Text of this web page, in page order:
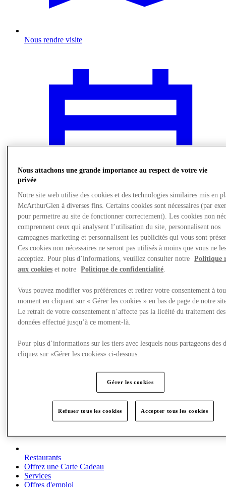
Nous rendre visite
Actualités
Restaurants
Offrez une Carte Cadeau
Services
Offres d'emploi
Nous attachons une grande importance au respect de votre vie
privée
Notre site web utilise des cookies et des technologies similaires mis en
McArthurGlen à diverses fins. Certains cookies sont nécessaires (par
pour permettre au site de fonctionner correctement). Les cookies non
comprennent ceux qui analysent l’utilisation du site, personnalisent nos
campagnes marketing et personnalisent les publicités qui vous sont
Ces cookies non nécessaires ne seront pas utilisés à moins que vous ne
acceptiez. Pour plus d’informations, veuillez consulter notre
Politique
aux cookies et notre Politique de confidentialité.
Vous pouvez modifier vos préférences et retirer votre consentement à
moment en cliquant sur « Gérer les cookies » en bas de page de notre
Le retrait de votre consentement n’affecte pas la licéité du traitement des
données effectué jusqu’à ce moment-là.
Pour plus d’informations sur les tiers avec lesquels nous partageons des
cliquez sur «Gérer les cookies» ci-dessous.
Gérer les cookies
Refuser tous les cookies Accepter tous les cookies